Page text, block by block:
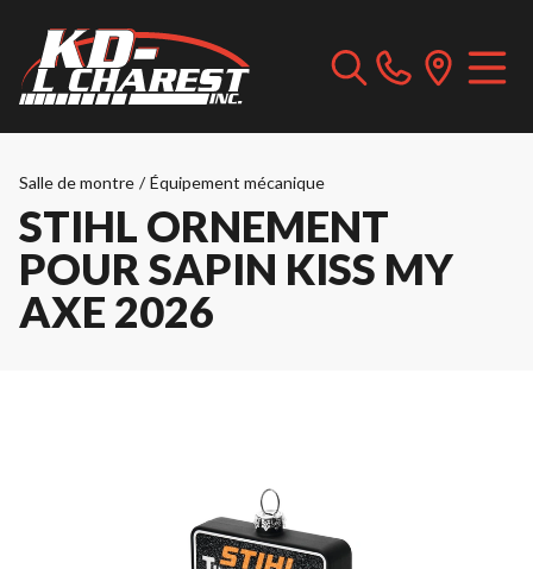
Salle de montre / Équipement mécanique
STIHL ORNEMENT
POUR SAPIN KISS MY
AXE 2026